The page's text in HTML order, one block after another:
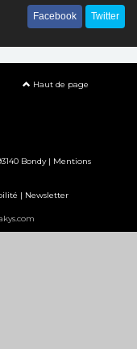
Facebook Twitter
Haut de page
Bondy | Mentions
| Newsletter